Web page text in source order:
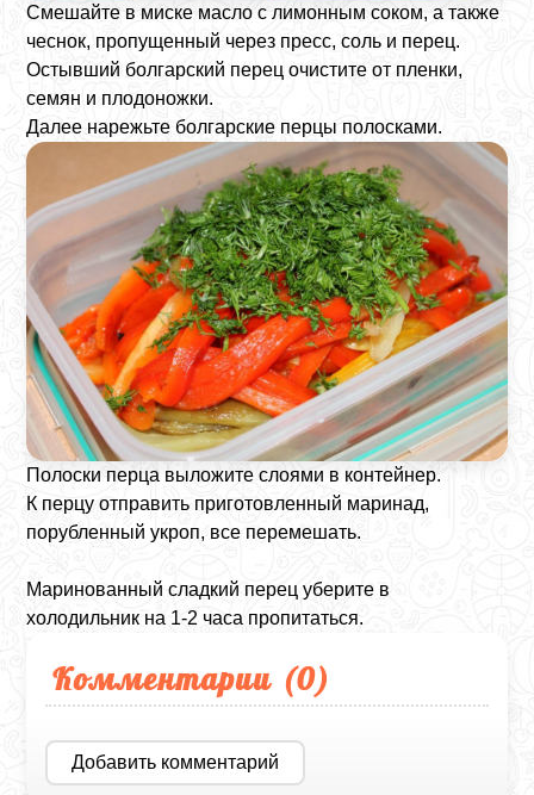
Смешайте в миске масло с лимонным соком, а также
чеснок, пропущенный через пресс, соль и перец.
Остывший болгарский перец очистите от пленки,
семян и плодоножки.
Далее нарежьте болгарские перцы полосками.
Полоски перца выложите слоями в контейнер.
К перцу отправить приготовленный маринад,
порубленный укроп, все перемешать.
Маринованный сладкий перец уберите в
холодильник на 1-2 часа пропитаться.
Комментарии (0)
Добавить комментарий